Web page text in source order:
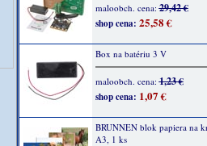
maloobch. cena:29,42 €
shop cena: 25,58 €
Box na batériu 3 V
maloobch. cena:1,23 €
shop cena: 1,07 €
BRUNNEN blok papiera na
A3, 1 ks